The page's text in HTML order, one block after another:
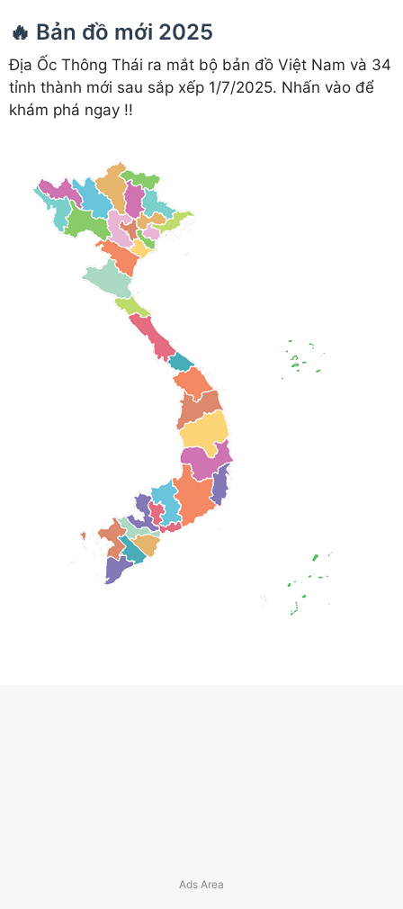
🔥 Bản đồ mới 2025
Địa Ốc Thông Thái ra mắt bộ bản đồ Việt Nam và 34
tỉnh thành mới sau sắp xếp 1/7/2025. Nhấn vào để
khám phá ngay !!